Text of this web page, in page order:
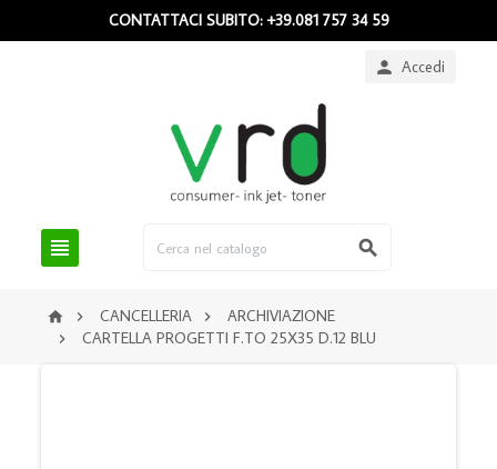
CONTATTACI SUBITO: +39.081 757 34 59
 Accedi
 
  CANCELLERIA  ARCHIVIAZIONE
 CARTELLA PROGETTI F.TO 25X35 D.12 BLU